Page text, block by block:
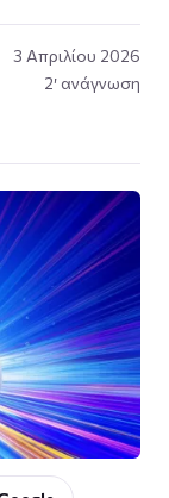
3 Απριλίου 2026
2′ ανάγνωση